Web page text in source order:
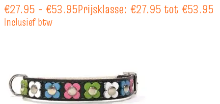
€27.95 - €53.95Prijsklasse: €27.95 tot €53.95
Inclusief btw